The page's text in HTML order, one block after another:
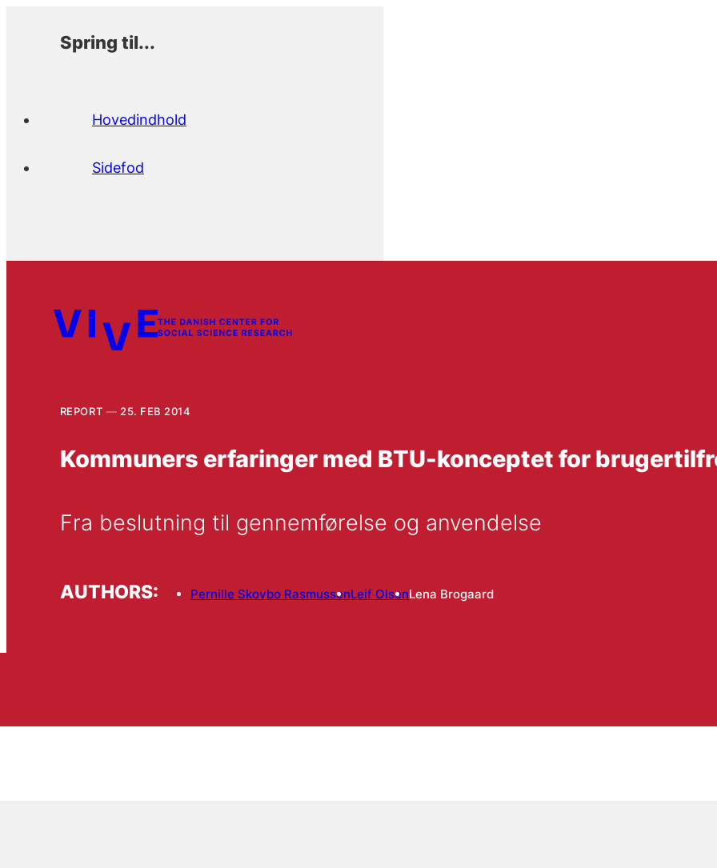
Spring til...
Hovedindhold
Sidefod
REPORT 25. FEB 2014
Kommuners erfaringer med BTU-konceptet for
Fra beslutning til gennemførelse og anvendelse
AUTHORS: Pernille Skovbo RasmussenLeif OlsenLena Brogaard